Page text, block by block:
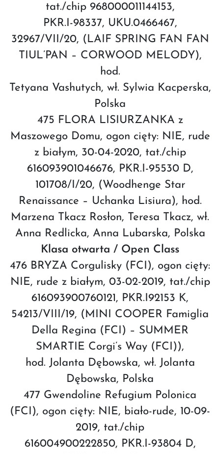
tat./chip 968000011144153,
PKR.I-98337, UKU.0466467,
32967/VII/20, (LAIF SPRING FAN FAN
TIUL’PAN – CORWOOD MELODY),
hod.
Tetyana Vashutych, wł. Sylwia Kacperska,
Polska
475 FLORA LISIURZANKA z
Maszowego Domu, ogon cięty: NIE, rude
z białym, 30-04-2020, tat./chip
616093901046676, PKR.I-95530 D,
101708/I/20, (Woodhenge Star
Renaissance – Uchanka Lisiura), hod.
Marzena Tkacz Rosłon, Teresa Tkacz, wł.
Anna Redlicka, Anna Lubarska, Polska
Klasa otwarta / Open Class
476 BRYZA Corgulisky (FCI), ogon cięty:
NIE, rude z białym, 03-02-2019, tat./chip
616093900760121, PKR.I92153 K,
54213/VIII/19, (MINI COOPER Famiglia
Della Regina (FCI) – SUMMER
SMARTIE Corgi’s Way (FCI)),
hod. Jolanta Dębowska, wł. Jolanta
Dębowska, Polska
477 Gwendoline Refugium Polonica
(FCI), ogon cięty: NIE, biało-rude, 10-09-
2019, tat./chip
616004900222850, PKR.I-93804 D,